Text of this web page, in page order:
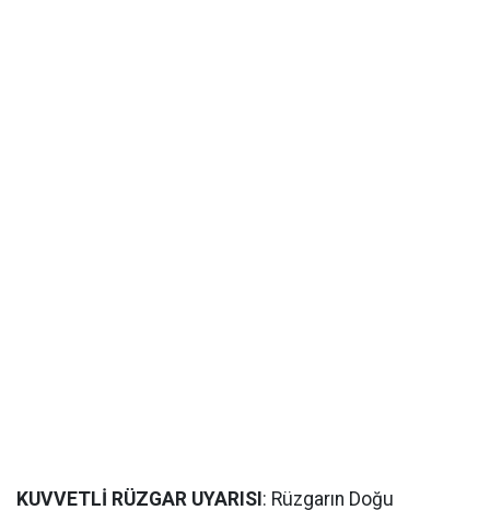
KUVVETLİ RÜZGAR UYARISI : Rüzgarın Doğu